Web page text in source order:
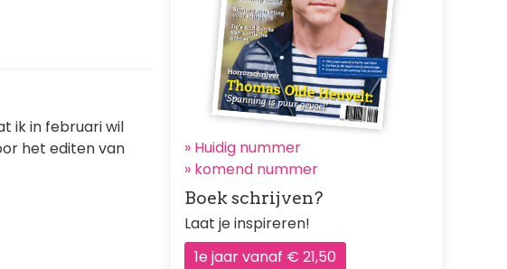
ik in februari wil
het editen van
» Huidig nummer
» komend nummer
Boek schrijven?
Laat je inspireren!
1e jaar vanaf € 21,50